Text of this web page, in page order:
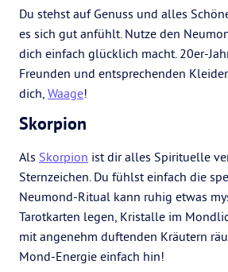
Du stehst auf Genuss und alles
es sich gut anfühlt. Nutze den
dich einfach glücklich macht. 20er-
Freunden und entsprechenden
dich, Waage!
Skorpion
Als Skorpion ist dir alles Spirituelle
Sternzeichen. Du fühlst einfach die
Neumond-Ritual kann ruhig etwas
Tarotkarten legen, Kristalle im
mit angenehm duftenden Kräutern
Mond-Energie einfach hin!